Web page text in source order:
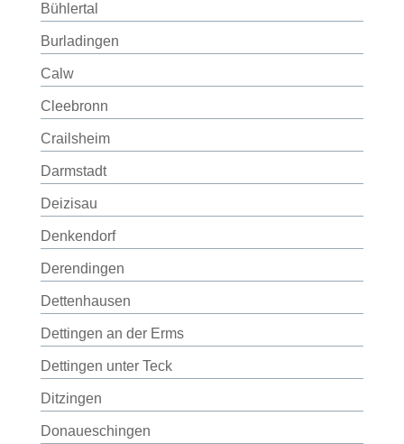
Bühlertal
Burladingen
Calw
Cleebronn
Crailsheim
Darmstadt
Deizisau
Denkendorf
Derendingen
Dettenhausen
Dettingen an der Erms
Dettingen unter Teck
Ditzingen
Donaueschingen